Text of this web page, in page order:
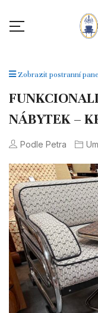
Zobrazit postranní
NÁBYTEK –
Podle Petra